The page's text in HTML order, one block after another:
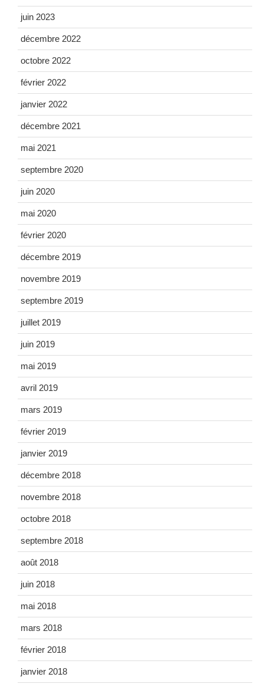
juin 2023
décembre 2022
octobre 2022
février 2022
janvier 2022
décembre 2021
mai 2021
septembre 2020
juin 2020
mai 2020
février 2020
décembre 2019
novembre 2019
septembre 2019
juillet 2019
juin 2019
mai 2019
avril 2019
mars 2019
février 2019
janvier 2019
décembre 2018
novembre 2018
octobre 2018
septembre 2018
août 2018
juin 2018
mai 2018
mars 2018
février 2018
janvier 2018